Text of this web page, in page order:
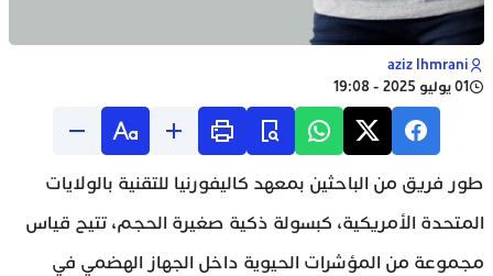
aziz lhmrani
01 يوليو 2025 - 19:08
طور فريق من الباحثين بمعهد كاليفورنيا للتقنية بالولايات
المتحدة الأمريكية، كبسولة ذكية صغيرة الحجم، تتيح قياس
مجموعة من المؤشرات الحيوية داخل الجهاز الهضمي في